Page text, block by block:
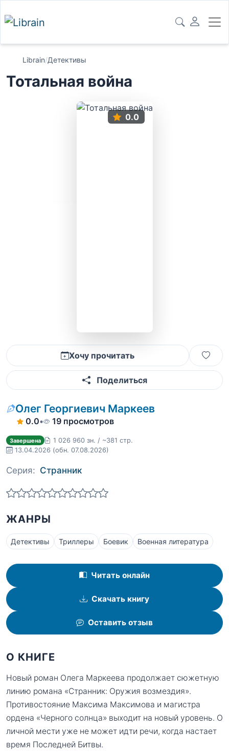
Librain/Детективы
Тотальная война
0.0
Хочу прочитать
Поделиться
Олег Георгиевич Маркеев
0.0• 19 просмотров
Завершена
1 026 960 зн. / ~381 стр.
13.04.2026 (обн. 07.08.2026)
Серия: Странник
ЖАНРЫ
Детективы Триллеры Боевик Военная литература
Читать онлайн
Скачать книгу
Оставить отзыв
О КНИГЕ
Новый роман Олега Маркеева продолжает сюжетную
линию романа «Странник: Оружия возмездия».
Противостояние Максима Максимова и магистра
ордена «Черного солнца» выходит на новый уровень. О
личной мести уже не может идти речи, когда настает
время Последней Битвы.